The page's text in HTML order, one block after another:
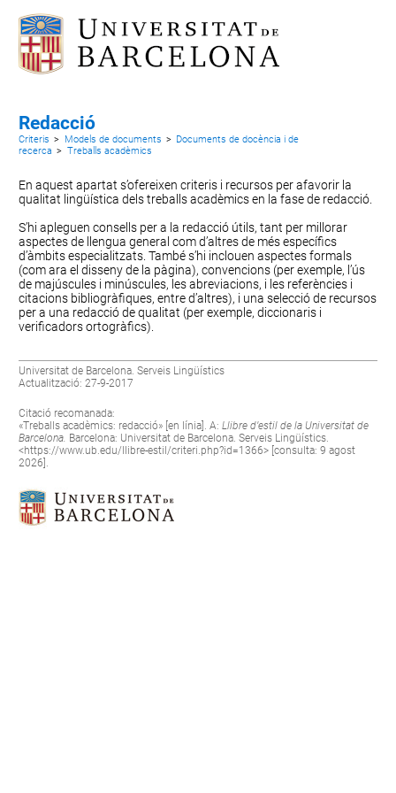
Redacció
Criteris > Models de documents > Documents de docència i de
recerca > Treballs acadèmics
En aquest apartat s’ofereixen criteris i recursos per afavorir la
qualitat lingüística dels treballs acadèmics en la fase de redacció.
S’hi apleguenconsells per a la redacció útils, tant per millorar
aspectes de llengua general com d’altres de més específics
d’àmbits especialitzats. També s’hi inclouenaspectes formals
(com ara el disseny de la pàgina),convencions (per exemple, l’ús
de majúscules i minúscules, les abreviacions, i les referències i
citacions bibliogràfiques, entre d’altres), i una selecció de recursos
per a una redacció de qualitat (per exemple, diccionaris i
verificadors ortogràfics).
Universitat de Barcelona. Serveis Lingüístics
Actualització: 27-9-2017
Citació recomanada:
«Treballs acadèmics: redacció» [en línia]. A:Llibre d’estil de la Universitat de
Barcelona. Barcelona: Universitat de Barcelona. Serveis Lingüístics.
<https://www.ub.edu/llibre-estil/criteri.php?id=1366> [consulta: 9 agost
2026].